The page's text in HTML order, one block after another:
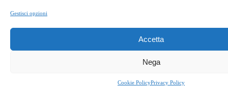
Gestisci opzioni
Accetta
Nega
Cookie PolicyPrivacy Policy